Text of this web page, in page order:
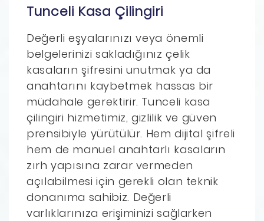
Tunceli Kasa Çilingiri
Değerli eşyalarınızı veya önemli
belgelerinizi sakladığınız çelik
kasaların şifresini unutmak ya da
anahtarını kaybetmek hassas bir
müdahale gerektirir. Tunceli kasa
çilingiri hizmetimiz, gizlilik ve güven
prensibiyle yürütülür. Hem dijital şifreli
hem de manuel anahtarlı kasaların
zırh yapısına zarar vermeden
açılabilmesi için gerekli olan teknik
donanıma sahibiz. Değerli
varlıklarınıza erişiminizi sağlarken